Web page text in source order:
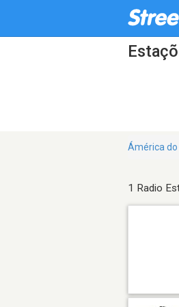
Ámérica do
1 Radio